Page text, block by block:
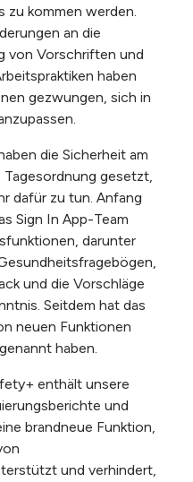
zu kommen werden.
an die
von Vorschriften und
haben
gezwungen, sich in
die Sicherheit am
gesetzt,
dafür zu tun. Anfang
Sign In App-Team
darunter
und die Vorschläge
Seitdem hat das
neuen Funktionen
haben.
enthält unsere
und
brandneue Funktion,
und verhindert,